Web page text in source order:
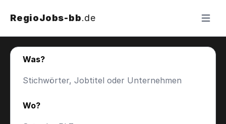
RegioJobs-bb.de Menü
Was?
Wo?